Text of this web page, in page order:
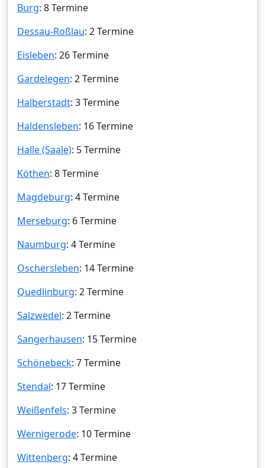
Burg: 8 Termine
Dessau-Roßlau: 2 Termine
Eisleben: 26 Termine
Gardelegen: 2 Termine
Halberstadt: 3 Termine
Haldensleben: 16 Termine
Halle (Saale): 5 Termine
Köthen: 8 Termine
Magdeburg: 4 Termine
Merseburg: 6 Termine
Naumburg: 4 Termine
Oschersleben: 14 Termine
Quedlinburg: 2 Termine
Salzwedel: 2 Termine
Sangerhausen: 15 Termine
Schönebeck: 7 Termine
Stendal: 17 Termine
Weißenfels: 3 Termine
Wernigerode: 10 Termine
Wittenberg: 4 Termine